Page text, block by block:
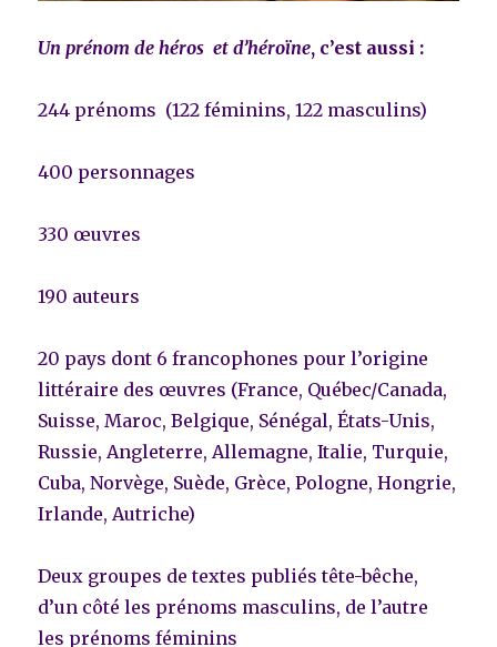
Un prénom de héros et d’héroïne, c’est aussi :
244 prénoms (122 féminins, 122 masculins)
400 personnages
330 œuvres
190 auteurs
20 pays dont 6 francophones pour l’origine
littéraire des œuvres (France, Québec/Canada,
Suisse, Maroc, Belgique, Sénégal, États-Unis,
Russie, Angleterre, Allemagne, Italie, Turquie,
Cuba, Norvège, Suède, Grèce, Pologne, Hongrie,
Irlande, Autriche)
Deux groupes de textes publiés tête-bêche,
d’un côté les prénoms masculins, de l’autre
les prénoms féminins